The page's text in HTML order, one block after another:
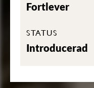
Fortlever
STATUS
Introducerad